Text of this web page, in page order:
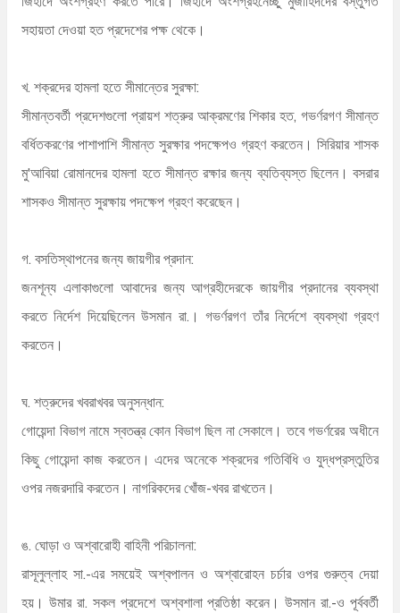
সহায়তা দেওয়া হত প্রদেশের পক্ষ থেকে।
খ. শক্রদের হামলা হতে সীমান্তের সুরক্ষা:
সীমান্তবর্তী প্রদেশগুলো প্রায়শ শত্রুর আক্রমণের শিকার হত, গভর্ণরগণ সীমান্ত
বর্ধিতকরণের পাশাপাশি সীমান্ত সুরক্ষার পদক্ষেপও গ্রহণ করতেন। সিরিয়ার শাসক
মু'আবিয়া রোমানদের হামলা হতে সীমান্ত রক্ষার জন্য ব্যতিব্যস্ত ছিলেন। বসরার
শাসকও সীমান্ত সুরক্ষায় পদক্ষেপ গ্রহণ করেছেন।
গ. বসতিস্থাপনের জন্য জায়গীর প্রদান:
জনশূন্য এলাকাগুলো আবাদের জন্য আগ্রহীদেরকে জায়গীর প্রদানের ব্যবস্থা
করতে নির্দেশ দিয়েছিলেন উসমান রা.। গভর্ণরগণ তাঁর নির্দেশে ব্যবস্থা গ্রহণ
করতেন।
ঘ. শত্রুদের খবরাখবর অনুসন্ধান:
গোয়েন্দা বিভাগ নামে স্বতন্ত্র কোন বিভাগ ছিল না সেকালে। তবে গভর্ণরের অধীনে
কিছু গোয়েন্দা কাজ করতেন। এদের অনেকে শক্রদের গতিবিধি ও যুদ্ধপ্রস্তুতির
ওপর নজরদারি করতেন। নাগরিকদের খোঁজ-খবর রাখতেন।
ঙ. ঘোড়া ও অশ্বারোহী বাহিনী পরিচালনা:
রাসূলুল্লাহ সা.-এর সময়েই অশ্বপালন ও অশ্বারোহন চর্চার ওপর গুরুত্ব দেয়া
হয়। উমার রা. সকল প্রদেশে অশ্বশালা প্রতিষ্ঠা করেন। উসমান রা.-ও পূর্ববর্তী